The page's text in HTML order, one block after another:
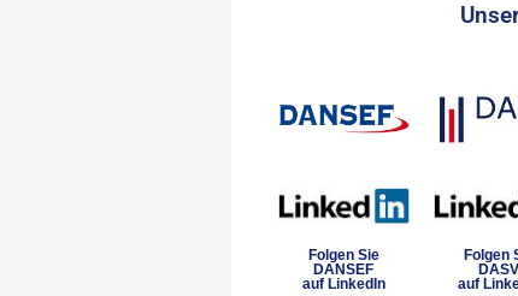
Folgen Sie
DANSEF
auf LinkedIn
Folgen
DASV
auf